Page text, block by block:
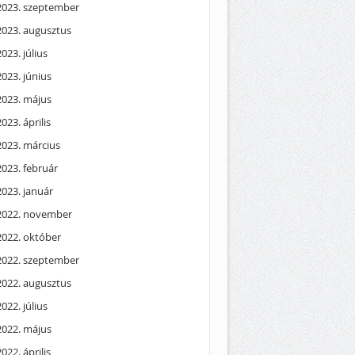
szeptember
augusztus
július
június
május
április
március
február
január
november
október
szeptember
augusztus
július
május
április